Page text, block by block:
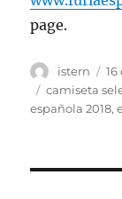
page.
Autor
istern
el
Etiquetas
camiseta
española 2018,